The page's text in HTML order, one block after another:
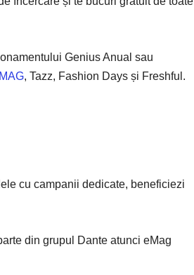
Genius Anual sau
, Tazz, Fashion Days și Freshful.
cu campanii dedicate, beneficiezi
din grupul Dante atunci eMag